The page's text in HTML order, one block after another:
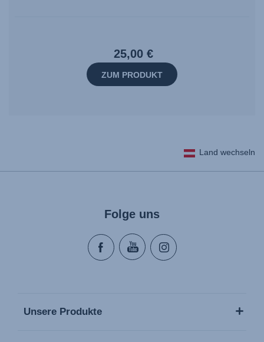
25,00 €
ZUM PRODUKT
Land wechseln
Folge uns
Unsere Produkte